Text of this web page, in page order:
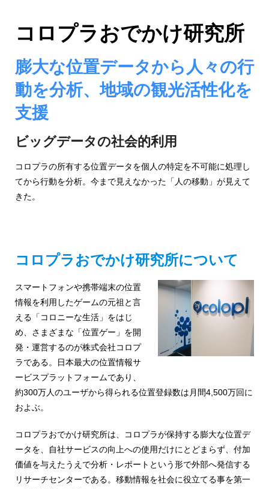
リ
ジ
ェ
ン
置
情
た
め
の
地
シ
ス
テ
グ、
境
分
析、
SCM、
リ
ク
策、
ジ
オ・
IoT
図
用
法
ご
紹
介
コロプラおでかけ研究所
膨大な位置データから人々の行
動を分析、地域の観光活性化を
支援
ビッグデータの社会的利用
コロプラの所有する位置データを個人の特定を不可能に処理し
てから行動を分析。今まで見えなかった「人の移動」が見えて
きた。
コロプラおでかけ研究所について
スマートフォンや携帯端末の位置
情報を利用したゲームの元祖と言
える「コロニーな生活」をはじ
め、さまざまな「位置ゲー」を開
発・運営するのが株式会社コロプ
ラである。日本最大の位置情報サ
ービスプラットフォームであり、
約300万人のユーザから得られる位置登録数は月間4,500万回に
およぶ。
コロプラおでかけ研究所は、コロプラが保持する膨大な位置デ
ータを、自社サービスの向上への使用だけにとどまらず、付加
価値を与えたうえで分析・レポートという形で外部へ発信する
リサーチセンターである。移動情報を社会に役立てる事を第一